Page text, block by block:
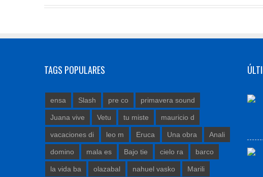
TAGS POPULARES
ensa Slash pre co primavera sound
Juana vive Vetu tu miste mauricio d
vacaciones di leo m Eruca Una obra Anali
domino mala es Bajo tie cielo ra barco
la vida ba olazabal nahuel vasko Marili